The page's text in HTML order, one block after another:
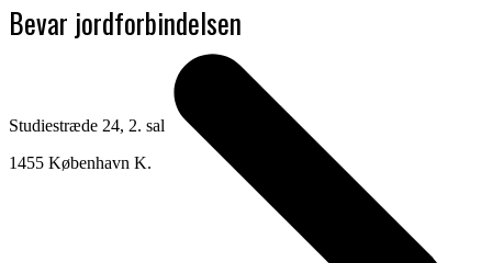
Bevar jordforbindelsen
Studiestræde 24, 2. sal
1455 København K.